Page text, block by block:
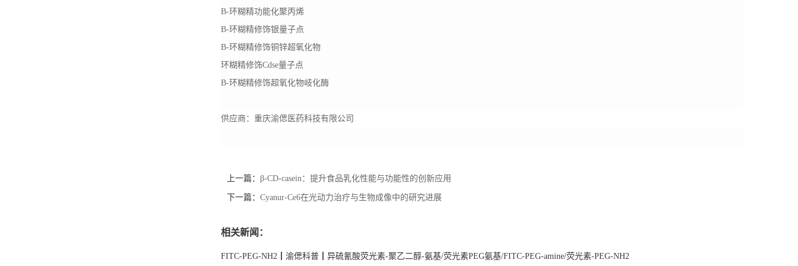
B-环糊精功能化聚丙烯
B-环糊精修饰银量子点
B-环糊精修饰铜锌超氧化物
环糊精修饰Cdse量子点
B-环糊精修饰超氧化物岐化酶
供应商：重庆渝偲医药科技有限公司
上一篇： β-CD-casein：提升食品乳化性能与功能性的创新应用
下一篇： Cyanur-Ce6在光动力治疗与生物成像中的研究进展
相关新闻：
FITC-PEG-NH2┃渝偲科普┃异硫氰酸荧光素-聚乙二醇-氨基/荧光素PEG氨基/FITC-PEG-amine/荧光素-PEG-NH2